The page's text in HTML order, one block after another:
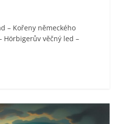
– Kořeny německého
Hörbigerův věčný led –